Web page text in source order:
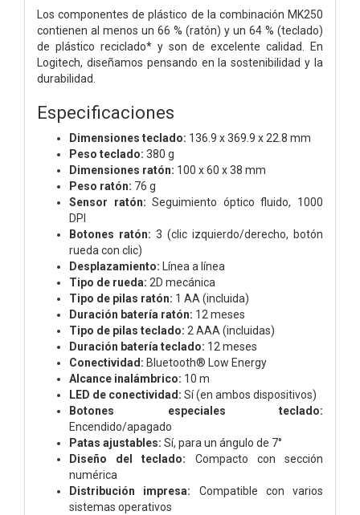
Los componentes de plástico de la combinación MK250
contienen al menos un 66 % (ratón) y un 64 % (teclado)
de plástico reciclado* y son de excelente calidad. En
Logitech, diseñamos pensando en la sostenibilidad y la
durabilidad.
Especificaciones
Dimensiones teclado: 136.9 x 369.9 x 22.8 mm
Peso teclado: 380 g
Dimensiones ratón: 100 x 60 x 38 mm
Peso ratón: 76 g
Sensor ratón: Seguimiento óptico fluido, 1000
DPI
Botones ratón: 3 (clic izquierdo/derecho, botón
rueda con clic)
Desplazamiento: Línea a línea
Tipo de rueda: 2D mecánica
Tipo de pilas ratón: 1 AA (incluida)
Duración batería ratón: 12 meses
Tipo de pilas teclado: 2 AAA (incluidas)
Duración batería teclado: 12 meses
Conectividad: Bluetooth® Low Energy
Alcance inalámbrico: 10 m
LED de conectividad: Sí (en ambos dispositivos)
Botones especiales teclado:
Encendido/apagado
Patas ajustables: Sí, para un ángulo de 7°
Diseño del teclado: Compacto con sección
numérica
Distribución impresa: Compatible con varios
sistemas operativos